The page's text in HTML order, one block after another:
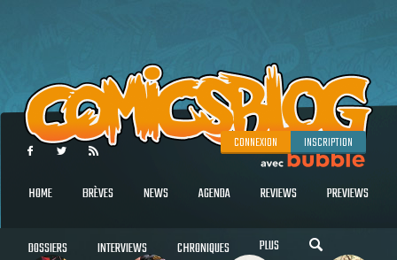
CONNEXION INSCRIPTION
HOME BRÈVES NEWS AGENDA REVIEWS PREVIEWS
DOSSIERS INTERVIEWS CHRONIQUES PLUS